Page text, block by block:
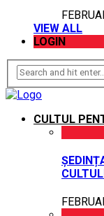
VIEW ALL
LOGIN
CULTUL